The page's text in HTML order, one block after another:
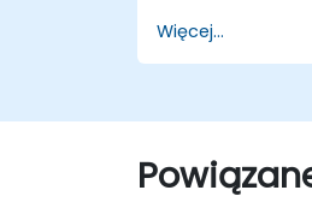
Więcej...